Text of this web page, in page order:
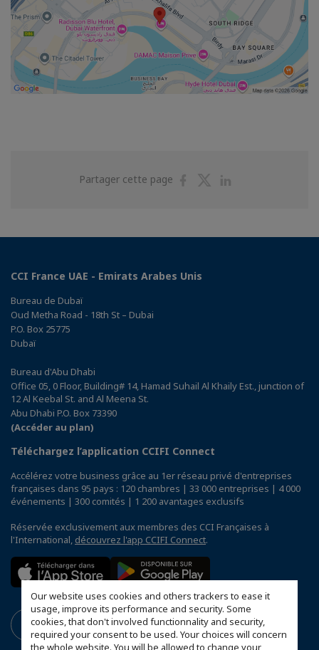
Our website uses cookies and others trackers to ease it
usage, improve its performance and security. Some
cookies, that don't involved functionnality and security,
required your consent to be used. Your choices will concern
the whole website. You will be allowed to change your
Partager cette page
PartagerPartager
CCI France UAE - Emirats Arabes Unis
Bureau de Dubaï
Oud Metha Road - 18th St – Dubai
P.O. Box 25775
Dubaï
Bureau d'Abu Dhabi
Office 05, 0 Floor, Building# 14, Hamad Suhail Al Khaily Est., junction of
12 Al Keebal St. and Al Meena St.
Abu Dhabi P.O. Box 73390
(Accéder au plan)
Téléchargez l’application CCIFI Connect
Accélérez votre business grâce au 1er réseau privé d'entreprises
françaises dans 95 pays : 120 chambres | 33 000 entreprises | 4 000
événements | 300 comités | 1 200 avantages exclusifs
Réservée exclusivement aux membres des CCI Françaises à
l'International, découvrez l'app CCIFI Connect.